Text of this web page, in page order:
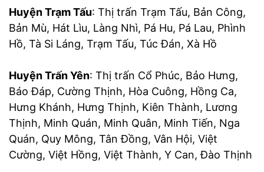
Huyện Trạm Tấu: Thị trấn Trạm Tấu, Bản Công,
Bản Mù, Hát Lìu, Làng Nhì, Pá Hu, Pá Lau, Phình
Hồ, Tà Si Láng, Trạm Tấu, Túc Đán, Xà Hồ
Huyện Trấn Yên: Thị trấn Cổ Phúc, Bảo Hưng,
Báo Đáp, Cường Thịnh, Hòa Cuông, Hồng Ca,
Hưng Khánh, Hưng Thịnh, Kiên Thành, Lương
Thịnh, Minh Quán, Minh Quân, Minh Tiến, Nga
Quán, Quy Mông, Tân Đồng, Vân Hội, Việt
Cường, Việt Hồng, Việt Thành, Y Can, Đào Thịnh